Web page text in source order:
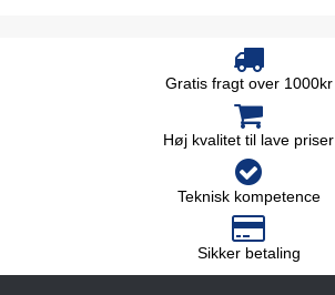
Gratis fragt over 1000kr
Høj kvalitet til lave priser
Teknisk kompetence
Sikker betaling